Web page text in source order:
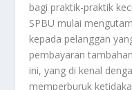
bagi praktik-praktik
SPBU mulai
kepada pelanggan
pembayaran
ini, yang di kenal
memperburuk